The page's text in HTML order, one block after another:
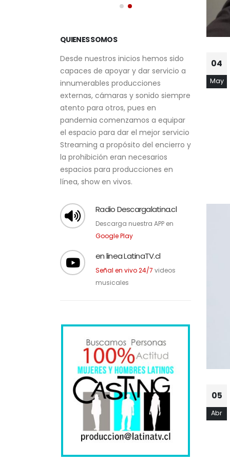
04
May
05
Abr
QUIENES SOMOS
Desde nuestros inicios hemos sido
capaces de apoyar y dar servicio a
innumerables producciones
externas, cámaras y sonido siempre
atento para otros, pues en
pandemia comenzamos a equipar
el espacio para dar el mejor servicio
Streaming a propósito del encierro y
la prohibición eran necesarios
espacios para producciones en
Radio Descargalatina.cl
Descarga nuestra APP en
en linea LatinaTV.cl
Señal en vivo 24/7